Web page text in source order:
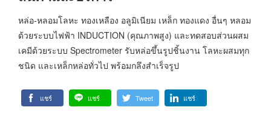
หล่อ-หลอมโลหะ ทองเหลือง อลูมิเนียม เหล็ก ทองแดง อื่นๆ หลอม
ด้วยระบบไฟฟ้า INDUCTION (คุณภาพสูง) และทดสอบส่วนผสม
เคมีด้วยระบบ Spectrometer รับหล่อขึ้นรูปชิ้นงาน โลหะผสมทุก
ชนิด และเหล็กหล่อทั่วไป พร้อมกลึงสำเร็จรูป
แชร์ แชร์ Tweet แชร์